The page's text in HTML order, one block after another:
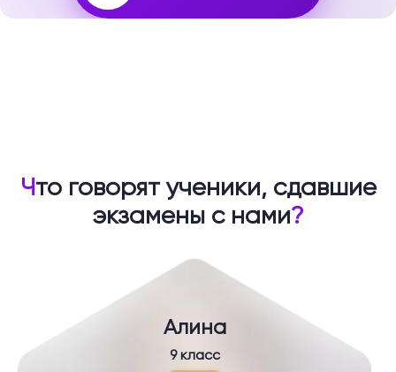
Что говорят ученики, сдавшие
экзамены с нами?
Алина
9 класс